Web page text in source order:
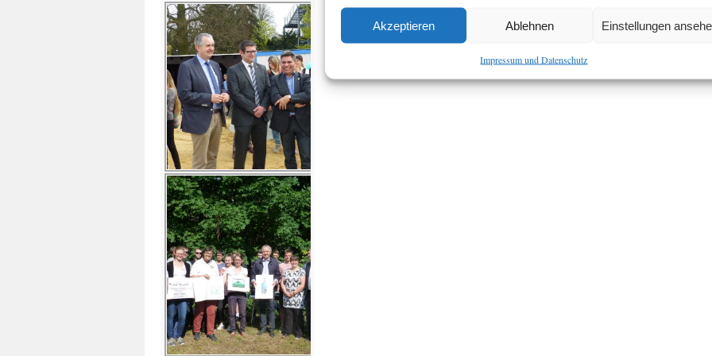
Akzeptieren Ablehnen Einstellungen
Impressum und Datenschutz